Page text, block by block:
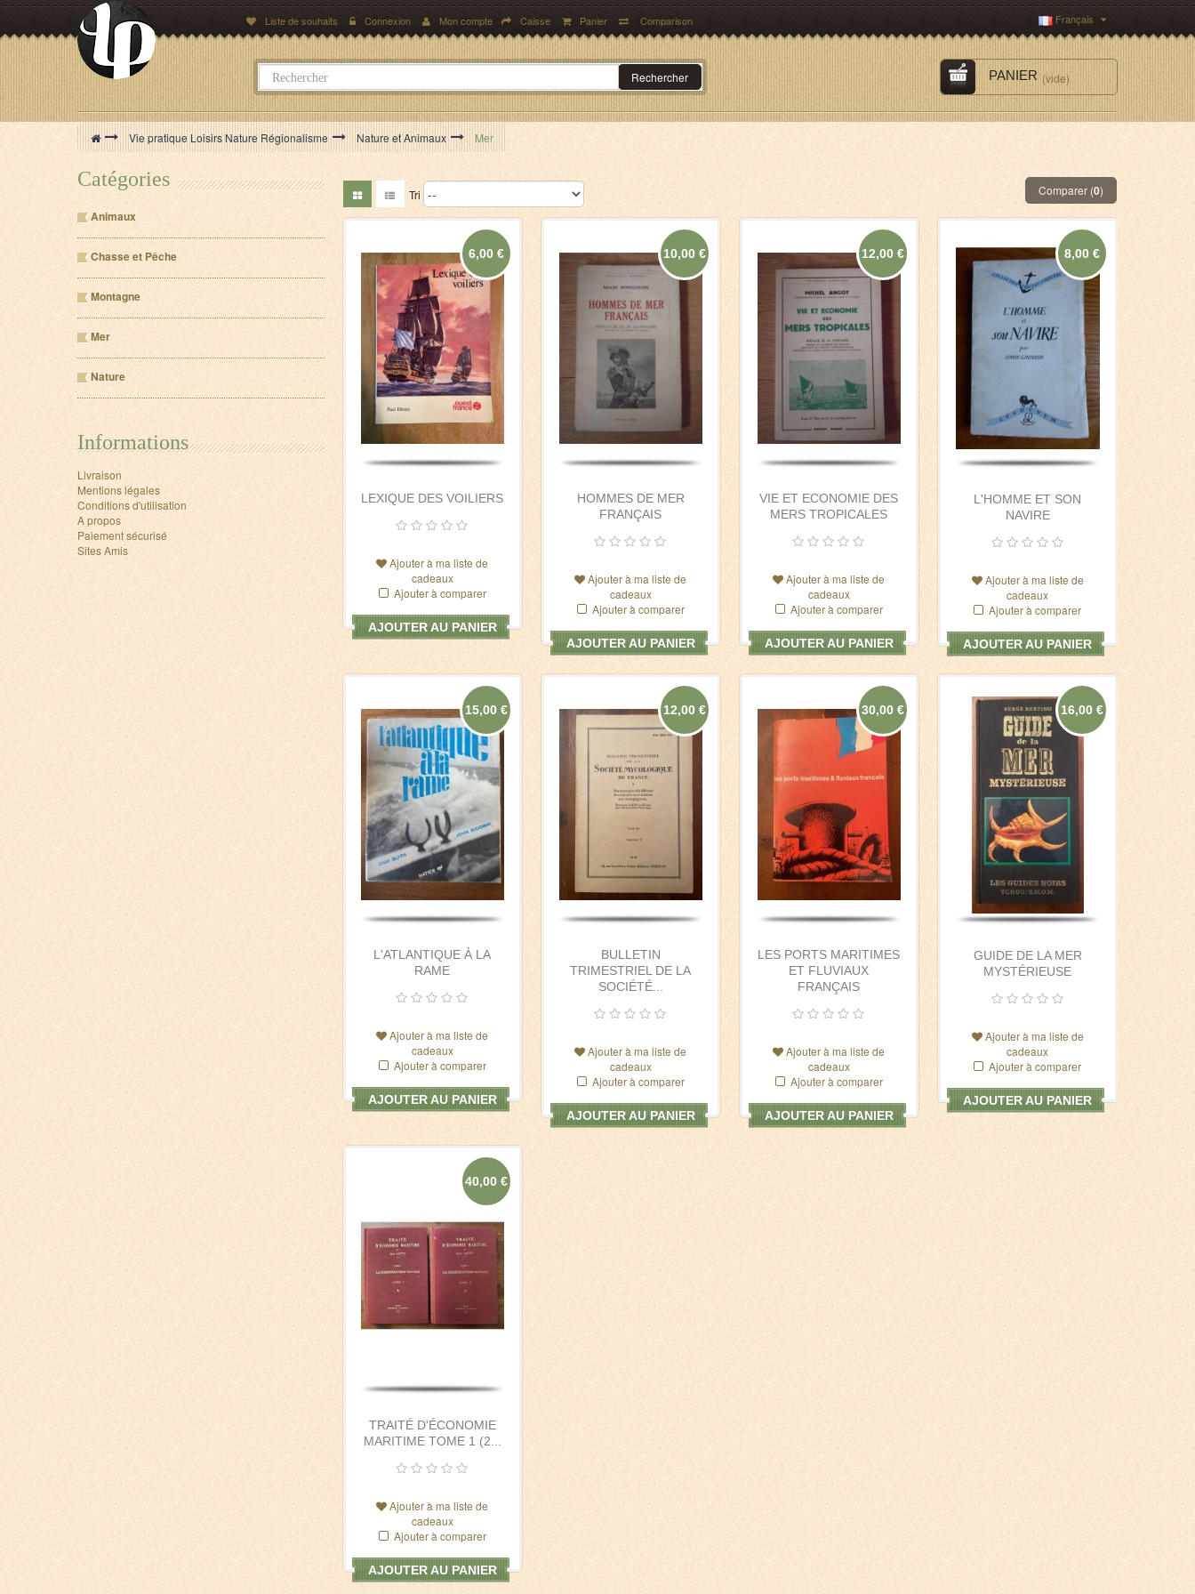
Français
Liste de souhaits Connexion Mon compte Caisse Panier Comparison
Rechercher PANIER (vide)
> Vie pratique Loisirs Nature Régionalisme > Nature et Animaux > Mer
Catégories
Animaux
Chasse et Pêche
Montagne
Mer
Nature
Informations
Livraison
Mentions légales
Conditions d'utilisation
A propos
Paiement sécurisé
Sites Amis
Tri Comparer (0)
LEXIQUE DES VOILIERS
6,00 €
Ajouter à ma liste de
cadeaux
Ajouter à comparer
AJOUTER AU PANIER
HOMMES DE MER
FRANÇAIS
10,00 €
Ajouter à ma liste de
cadeaux
Ajouter à comparer
AJOUTER AU PANIER
VIE ET ECONOMIE DES
MERS TROPICALES
12,00 €
Ajouter à ma liste de
cadeaux
Ajouter à comparer
AJOUTER AU PANIER
L'HOMME ET SON
NAVIRE
8,00 €
Ajouter à ma liste de
cadeaux
Ajouter à comparer
AJOUTER AU PANIER
L'ATLANTIQUE À LA
RAME
15,00 €
Ajouter à ma liste de
cadeaux
Ajouter à comparer
AJOUTER AU PANIER
BULLETIN
TRIMESTRIEL DE LA
SOCIÉTÉ...
12,00 €
Ajouter à ma liste de
cadeaux
Ajouter à comparer
AJOUTER AU PANIER
LES PORTS MARITIMES
ET FLUVIAUX
FRANÇAIS
30,00 €
Ajouter à ma liste de
cadeaux
Ajouter à comparer
AJOUTER AU PANIER
GUIDE DE LA MER
MYSTÉRIEUSE
16,00 €
Ajouter à ma liste de
cadeaux
Ajouter à comparer
AJOUTER AU PANIER
TRAITÉ D'ÉCONOMIE
MARITIME TOME 1 (2...
40,00 €
Ajouter à ma liste de
cadeaux
Ajouter à comparer
AJOUTER AU PANIER